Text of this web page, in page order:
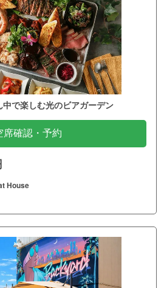
で楽しむ光のビアガーデン
席確認・予約
House